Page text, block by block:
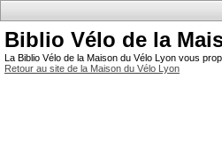
Biblio Vélo de la
La Biblio Vélo de la Maison du Vélo Lyon vous
Retour au site de la Maison du Vélo Lyon